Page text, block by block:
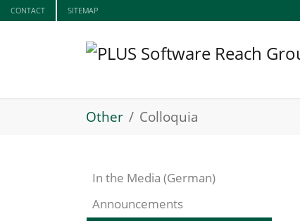
Skip to main content
CONTACT SITEMAP
You are here:
Other Colloquia
In the Media (German)
Announcements